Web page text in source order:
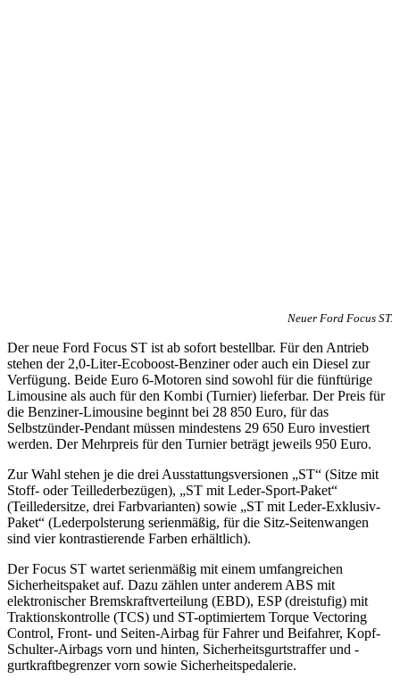
Neuer Ford Focus ST.
Der neue Ford Focus ST ist ab sofort bestellbar. Für den Antrieb
stehen der 2,0-Liter-Ecoboost-Benziner oder auch ein Diesel zur
Verfügung. Beide Euro 6-Motoren sind sowohl für die fünftürige
Limousine als auch für den Kombi (Turnier) lieferbar. Der Preis für
die Benziner-Limousine beginnt bei 28 850 Euro, für das
Selbstzünder-Pendant müssen mindestens 29 650 Euro investiert
werden. Der Mehrpreis für den Turnier beträgt jeweils 950 Euro.
Zur Wahl stehen je die drei Ausstattungsversionen „ST“ (Sitze mit
Stoff- oder Teillederbezügen), „ST mit Leder-Sport-Paket“
(Teilledersitze, drei Farbvarianten) sowie „ST mit Leder-Exklusiv-
Paket“ (Lederpolsterung serienmäßig, für die Sitz-Seitenwangen
sind vier kontrastierende Farben erhältlich).
Der Focus ST wartet serienmäßig mit einem umfangreichen
Sicherheitspaket auf. Dazu zählen unter anderem ABS mit
elektronischer Bremskraftverteilung (EBD), ESP (dreistufig) mit
Traktionskontrolle (TCS) und ST-optimiertem Torque Vectoring
Control, Front- und Seiten-Airbag für Fahrer und Beifahrer, Kopf-
Schulter-Airbags vorn und hinten, Sicherheitsgurtstraffer und -
gurtkraftbegrenzer vorn sowie Sicherheitspedalerie.